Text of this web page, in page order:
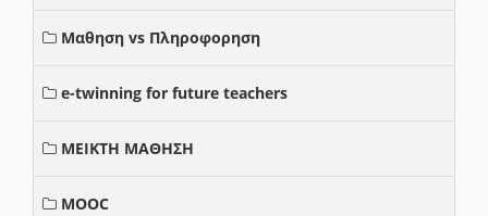
Μαθηση vs Πληροφορηση
e-twinning for future teachers
ΜΕΙΚΤΗ ΜΑΘΗΣΗ
MOOC